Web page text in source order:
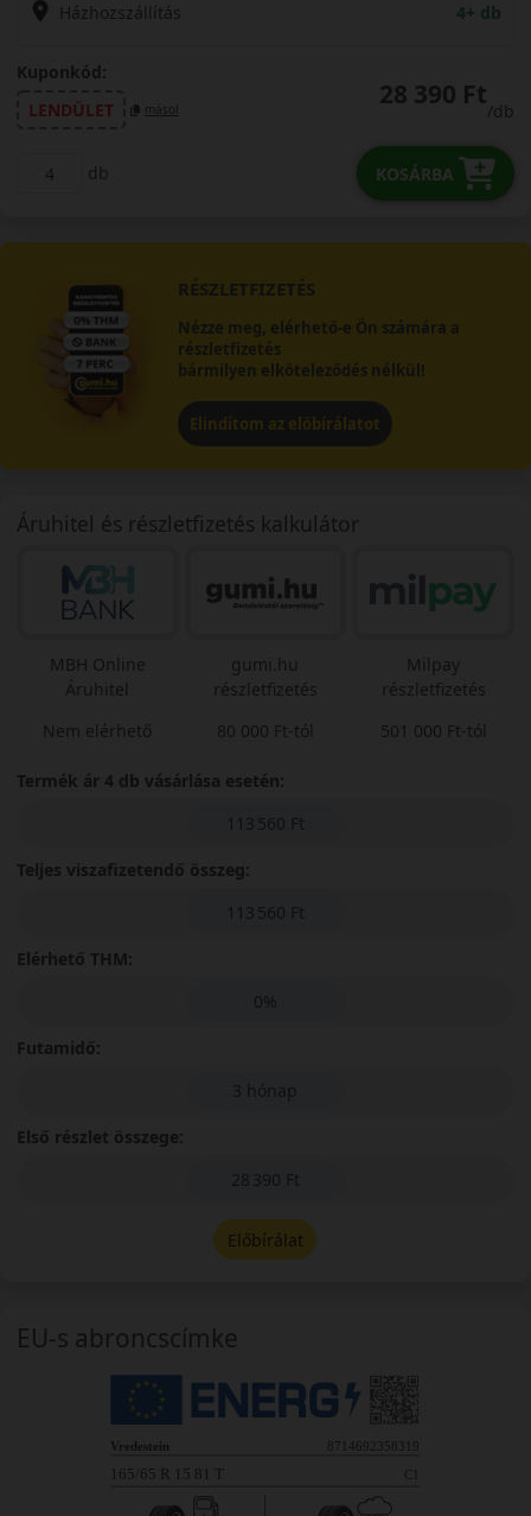
Házhozszállítás 4+ db
Kuponkód:
LENDÜLET
másol 28 390 Ft
/db
db KOSÁRBA
RÉSZLETFIZETÉS
Nézze meg, elérhető-e Ön számára a
részletfizetés
bármilyen elköteleződés nélkül!
Elindítom az előbírálatot
Áruhitel és részletfizetés kalkulátor
MBH Online
Áruhitel
Nem elérhető
gumi.hu
részletfizetés
80 000 Ft-tól
Milpay
részletfizetés
501 000 Ft-tól
Termék ár 4 db vásárlása esetén:
113 560 Ft
Teljes viszafizetendő összeg:
113 560 Ft
Elérhető THM:
0%
Futamidő:
3 hónap
Első részlet összege:
28 390 Ft
Előbírálat
EU-s abroncscímke